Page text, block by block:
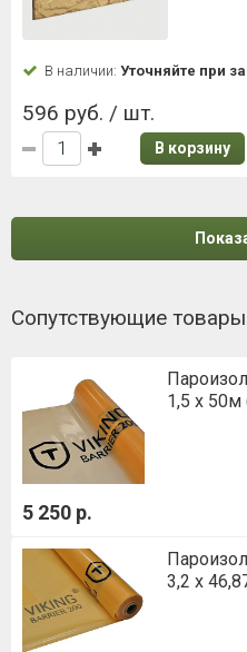
В наличии: Уточняйте при
596 руб. / шт.
В корзину
Сопутствующие товары
1,5 х
5 250 р.
3,2 х